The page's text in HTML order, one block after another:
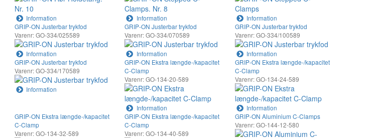
Information Information
Information
GRIP-ON Justerbar trykfod
Varenr: GO-334/025589
Information
GRIP-ON Justerbar trykfod
Varenr: GO-334/070589
Information
GRIP-ON Justerbar trykfod
Varenr: GO-334/100589
Information
GRIP-ON Justerbar trykfod
Varenr: GO-334/170589
Information
GRIP-ON Ekstra længde-/kapacitet
C-Clamp
Varenr: GO-134-20-589
Information
GRIP-ON Ekstra længde-/kapacitet
C-Clamp
Varenr: GO-134-24-589
Information
GRIP-ON Ekstra længde-/kapacitet
C-Clamp
Varenr: GO-134-32-589
GRIP-ON Ekstra længde-/kapacitet
C-Clamp
Varenr: GO-134-40-589
GRIP-ON Aluminium C-Clamps
Varenr: GO-144-12-580